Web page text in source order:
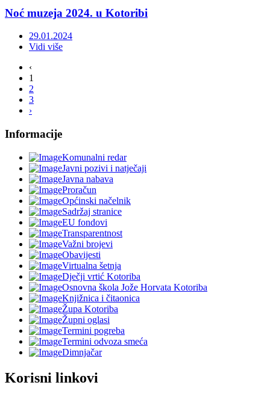
Noć muzeja 2024. u Kotoribi
29.01.2024
Vidi više
‹
1
2
3
›
Informacije
Komunalni redar
Javni pozivi i natječaji
Javna nabava
Proračun
Općinski načelnik
Sadržaj stranice
EU fondovi
Transparentnost
Važni brojevi
Obavijesti
Virtualna šetnja
Dječji vrtić Kotoriba
Osnovna škola Jože Horvata Kotoriba
Knjižnica i čitaonica
Župa Kotoriba
Župni oglasi
Termini pogreba
Termini odvoza smeća
Dimnjačar
Korisni linkovi